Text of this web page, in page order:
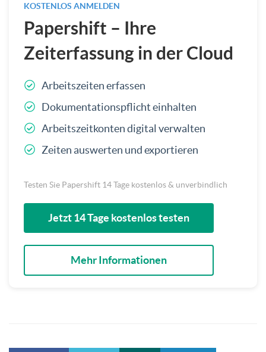
KOSTENLOS ANMELDEN
Papershift – Ihre
Zeiterfassung in der Cloud
Arbeitszeiten erfassen
Dokumentationspflicht einhalten
Arbeitszeitkonten digital verwalten
Zeiten auswerten und exportieren
Testen Sie Papershift 14 Tage kostenlos & unverbindlich
Jetzt 14 Tage kostenlos testen
Mehr Informationen